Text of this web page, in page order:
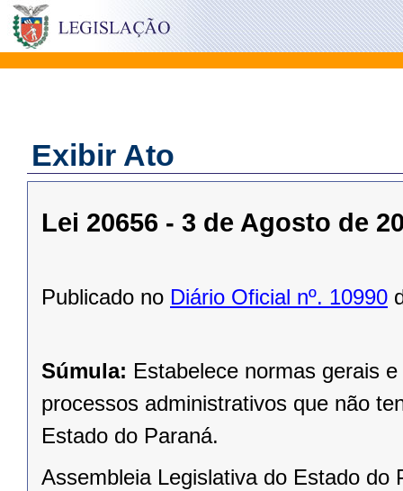
Exibir Ato
Lei 20656 - 3 de Agosto de
Publicado no Diário Oficial nº. 10990
Súmula: Estabelece normas gerais
processos administrativos que não
Estado do Paraná.
Assembleia Legislativa do Estado do